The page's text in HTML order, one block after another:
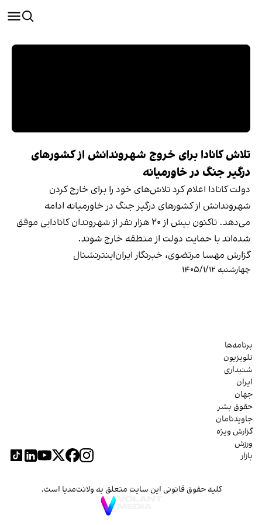
تلاش کانادا برای خروج شهروندانش از کشورهای
درگیر جنگ در خاورمیانه
دولت کانادا اعلام کرد تلاش‌های خود را برای خارج کردن
شهروندانش از کشورهای درگیر جنگ در خاورمیانه ادامه
می‌دهد. تاکنون بیش از ۲۰ هزار نفر از شهروندان کانادایی موفق
شده‌اند با حمایت دولت از منطقه خارج شوند.
گزارش مهسا مرتضوی، خبرنگار ایران‌اینترنشنال
چهارشنبه ۱۴۰۵/۱/۱۲
برنامه‌ها
تلویزیون
شنیداری
ایران
جهان
حقوق بشر
جاویدنامان
گزارش ویژه
ورزش
بازار
کلیه حقوق قانونی این سایت متعلق به ولانت‌مدیا است.